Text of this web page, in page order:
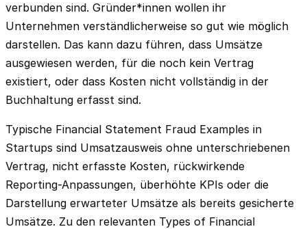
verbunden sind. Gründer*innen wollen ihr
Unternehmen verständlicherweise so gut wie möglich
darstellen. Das kann dazu führen, dass Umsätze
ausgewiesen werden, für die noch kein Vertrag
existiert, oder dass Kosten nicht vollständig in der
Buchhaltung erfasst sind.
Typische Financial Statement Fraud Examples in
Startups sind Umsatzausweis ohne unterschriebenen
Vertrag, nicht erfasste Kosten, rückwirkende
Reporting-Anpassungen, überhöhte KPIs oder die
Darstellung erwarteter Umsätze als bereits gesicherte
Umsätze. Zu den relevanten Types of Financial